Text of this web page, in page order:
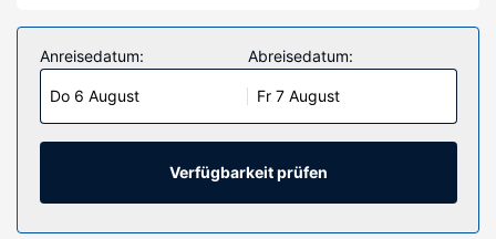
Gönn dir einen Aufenthalt in einem der 28 Zimmer, die über
Fußbodenheizung und einen Flachbildfernseher verfügen.
Ein WLAN-Internetzugang (kostenlos) ist ebenso
verfügbar wie Kabelempfang. Zur Austattung gehören
Safes und Schreibtische sowie Telefone, mit denen du
kostenlose Ortsgespräche führen kannst.
Anreisedatum:
Do 6 August
Abreisedatum:
Fr 7 August
Verfügbarkeit prüfen